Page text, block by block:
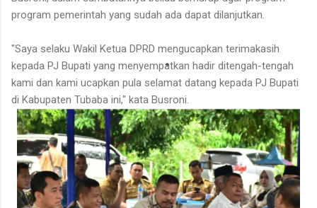
program pemerintah yang sudah ada dapat dilanjutkan.
"Saya selaku Wakil Ketua DPRD mengucapkan terimakasih
kepada PJ Bupati yang menyempatkan hadir ditengah-tengah
kami dan kami ucapkan pula selamat datang kepada PJ Bupati
di Kabupaten Tubaba ini," kata Busroni.